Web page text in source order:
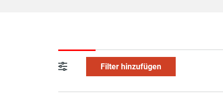
Filter hinzufügen